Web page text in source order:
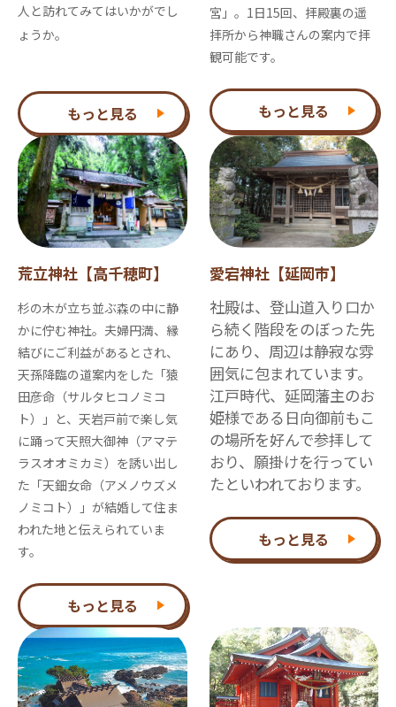
人と訪れてみてはいかがでし
ょうか。
もっと見る
宮」。1日15回、拝殿裏の遥
拝所から神職さんの案内で拝
観可能です。
もっと見る
荒立神社【高千穂町】
杉の木が立ち並ぶ森の中に静
かに佇む神社。夫婦円満、縁
結びにご利益があるとされ、
天孫降臨の道案内をした「猿
田彦命（サルタヒコノミコ
ト）」と、天岩戸前で楽し気
に踊って天照大御神（アマテ
ラスオオミカミ）を誘い出し
た「天鈿女命（アメノウズメ
ノミコト）」が結婚して住ま
われた地と伝えられていま
す。
もっと見る
愛宕神社【延岡市】
社殿は、登山道入り口か
ら続く階段をのぼった先
にあり、周辺は静寂な雰
囲気に包まれています。
江戸時代、延岡藩主のお
姫様である日向御前もこ
の場所を好んで参拝して
おり、願掛けを行ってい
たといわれております。
もっと見る